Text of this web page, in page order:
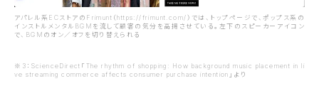
アパレル系ECストアのFrimunt（https://frimunt.com/）では、トップページで、ポップス系の
インストルメンタルBGMを流して顧客の気分を高揚させている。左下のスピーカーアイコン
で、BGMのオン／オフを切り替えられる
※3：ScienceDirect「The rhythm of shopping: How background music placement in li
ve streaming commerce affects consumer purchase intention」より